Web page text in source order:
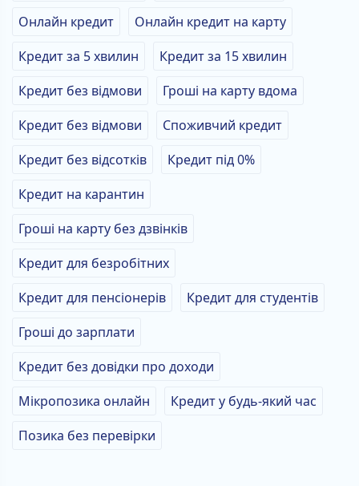
Онлайн кредит
Онлайн кредит на карту
Кредит за 5 хвилин
Кредит за 15 хвилин
Кредит без відмови
Гроші на карту вдома
Кредит без відмови
Споживчий кредит
Кредит без відсотків
Кредит під 0%
Кредит на карантин
Гроші на карту без дзвінків
Кредит для безробітних
Кредит для пенсіонерів
Кредит для студентів
Гроші до зарплати
Кредит без довідки про доходи
Мікропозика онлайн
Кредит у будь-який час
Позика без перевірки